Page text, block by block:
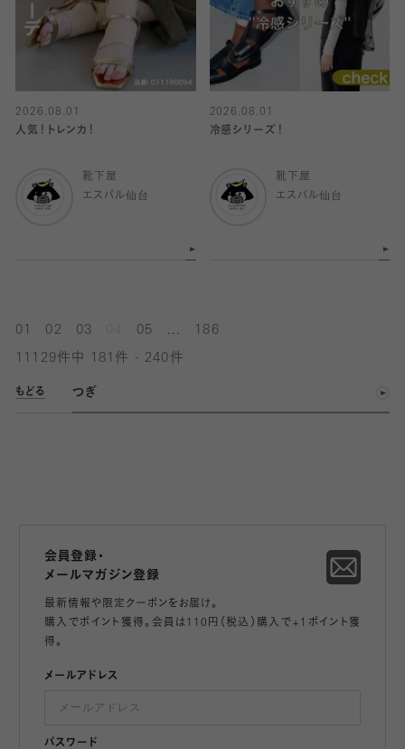
2026.08.01
人気！トレンカ！
靴下屋
エスパル仙台
2026.08.01
冷感シリーズ！
靴下屋
エスパル仙台
01 02 03 05 186
11129件中 181件 - 240件
もどる つぎ
会員登録・
メールマガジン登録
最新情報や限定クーポンをお届け。
購入でポイント獲得。会員は110円（税込）購入で+1ポイント獲
得。
メールアドレス
パスワード